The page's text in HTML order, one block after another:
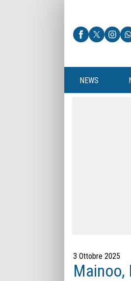
NEWS
3 Ottobre 2025
Mainoo,